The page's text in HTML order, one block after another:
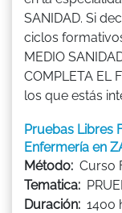
SANIDAD. Si
ciclos
MEDIO
COMPLETA EL
los que estás
Pruebas Libres
Enfermería en
Método: Curso
Tematica:
Duración: 1400